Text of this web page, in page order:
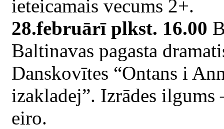
ieteicamais vecums 2+.
28.februārī plkst. 16.00
Baltinavas pagasta
Danskovītes “Ontans i
izakladej”. Izrādes ilgums
eiro.